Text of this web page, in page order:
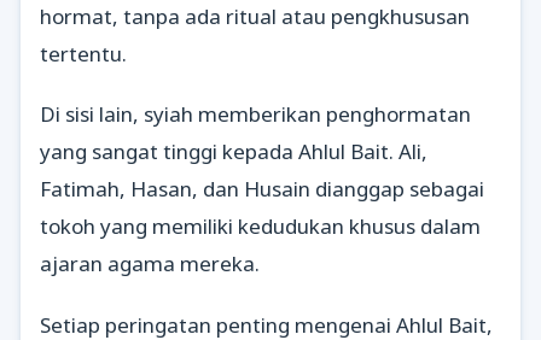
hormat, tanpa ada ritual atau pengkhususan
tertentu.
Di sisi lain, syiah memberikan penghormatan
yang sangat tinggi kepada Ahlul Bait. Ali,
Fatimah, Hasan, dan Husain dianggap sebagai
tokoh yang memiliki kedudukan khusus dalam
ajaran agama mereka.
Setiap peringatan penting mengenai Ahlul Bait,